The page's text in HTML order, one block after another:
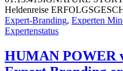
Heldenreise
Expert-Branding, Experten
Expertenstatus
HUMAN POWER